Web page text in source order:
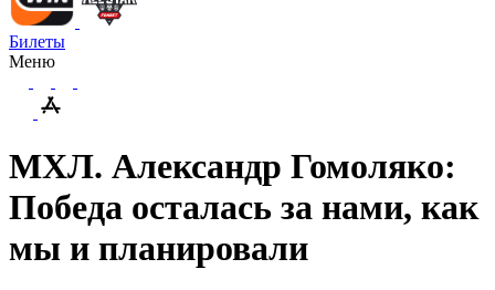
Билеты
Меню
МХЛ. Александр Гомоляко:
Победа осталась за нами, как
мы и планировали